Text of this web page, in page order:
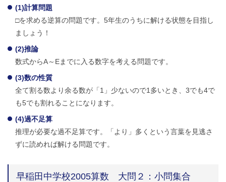
(1)計算問題
□を求める逆算の問題です。5年生のうちに解ける状態を目指し
ましょう！
(2)推論
数式からA～Eまでに入る数字を考える問題です。
(3)数の性質
全て割る数より余る数が「1」少ないので1多いとき、3でも4で
も5でも割れることになります。
(4)過不足算
推理が必要な過不足算です。「より」多くという言葉を見逃さ
ずに読めれば解ける問題です。
早稲田中学校2005算数 大問２：小問集合